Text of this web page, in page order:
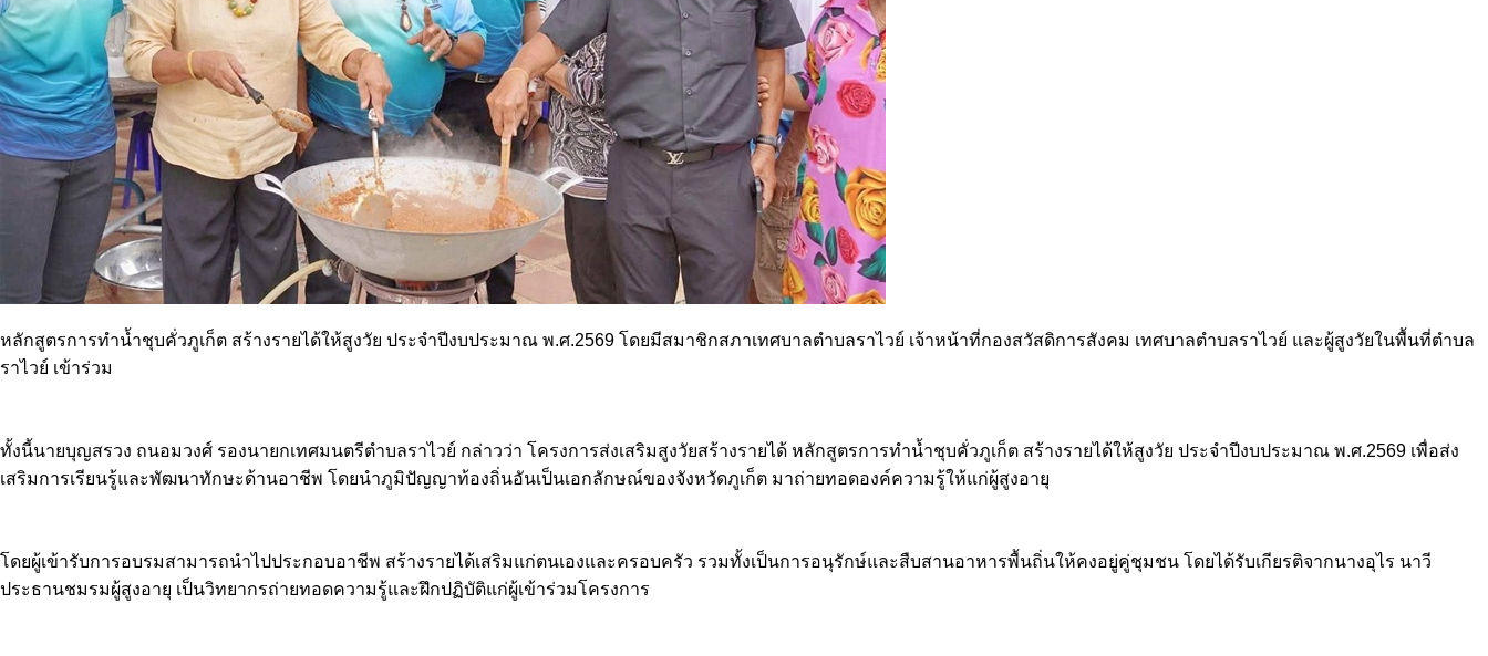
หลักสูตรการทำน้ำชุบคั่วภูเก็ต สร้างรายได้ให้สูงวัย ประจำปีงบประมาณ พ.ศ.2569 โดยมีสมาชิกสภาเทศบาลตำบลราไวย์ เจ้าหน้าที่กองสวัสดิการสังคม เทศบาลตำบลราไวย์ และผู้สูงวัยในพื้นที่ตำบล
ราไวย์ เข้าร่วม
ทั้งนี้นายบุญสรวง ถนอมวงศ์ รองนายกเทศมนตรีตำบลราไวย์ กล่าวว่า โครงการส่งเสริมสูงวัยสร้างรายได้ หลักสูตรการทำน้ำชุบคั่วภูเก็ต สร้างรายได้ให้สูงวัย ประจำปีงบประมาณ พ.ศ.2569 เพื่อส่ง
เสริมการเรียนรู้และพัฒนาทักษะด้านอาชีพ โดยนำภูมิปัญญาท้องถิ่นอันเป็นเอกลักษณ์ของจังหวัดภูเก็ต มาถ่ายทอดองค์ความรู้ให้แก่ผู้สูงอายุ
โดยผู้เข้ารับการอบรมสามารถนำไปประกอบอาชีพ สร้างรายได้เสริมแก่ตนเองและครอบครัว รวมทั้งเป็นการอนุรักษ์และสืบสานอาหารพื้นถิ่นให้คงอยู่คู่ชุมชน โดยได้รับเกียรติจากนางอุไร นาวี
ประธานชมรมผู้สูงอายุ เป็นวิทยากรถ่ายทอดความรู้และฝึกปฏิบัติแก่ผู้เข้าร่วมโครงการ